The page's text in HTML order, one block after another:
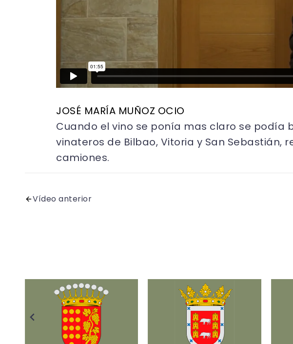
JOSÉ MARÍA MUÑOZ OCIO
Cuando el vino se ponía mas claro se podía
vinateros de Bilbao, Vitoria y San Sebastián,
camiones.
Vídeo anterior